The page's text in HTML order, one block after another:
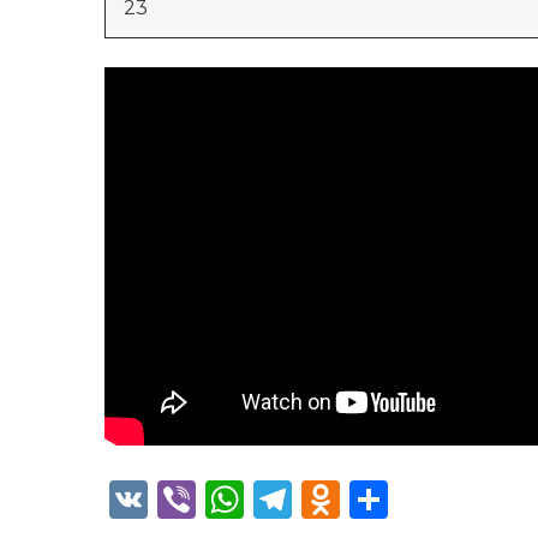
23
VK ViberWhatsApp
Telegram